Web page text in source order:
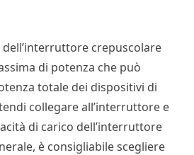
dell’interruttore crepuscolare
di potenza che può
totale dei dispositivi di
collegare all’interruttore e
di carico dell’interruttore
è consigliabile scegliere